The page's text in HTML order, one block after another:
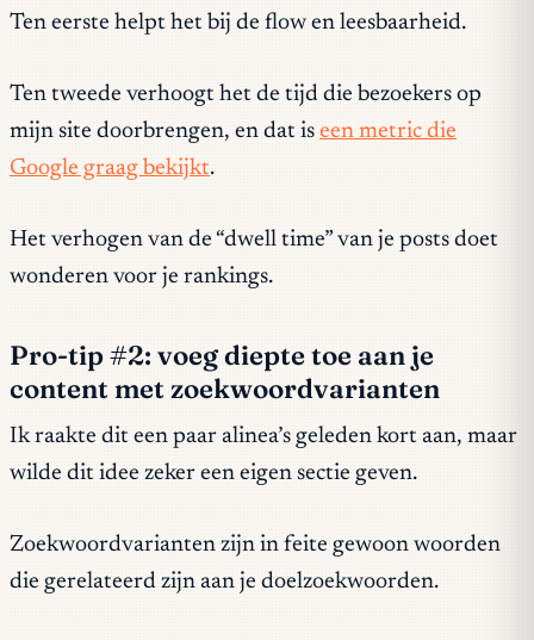
Ten eerste helpt het bij de flow en leesbaarheid.
Ten tweede verhoogt het de tijd die bezoekers op
mijn site doorbrengen, en dat is een metric die
Google graag bekijkt.
Het verhogen van de “dwell time” van je posts doet
wonderen voor je rankings.
Pro-tip #2: voeg diepte toe aan je
content met zoekwoordvarianten
Ik raakte dit een paar alinea’s geleden kort aan, maar
wilde dit idee zeker een eigen sectie geven.
Zoekwoordvarianten zijn in feite gewoon woorden
die gerelateerd zijn aan je doelzoekwoorden.